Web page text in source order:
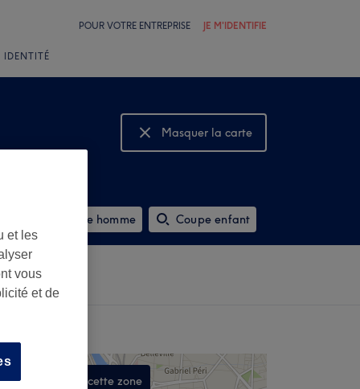
POUR VOTRE ENTREPRISE JE M'IDENTIFIE
IDENTITÉ
Masquer la carte
Montrer la carte
et rasage homme Coupe enfant
dans cette zone
et les
vous
et de